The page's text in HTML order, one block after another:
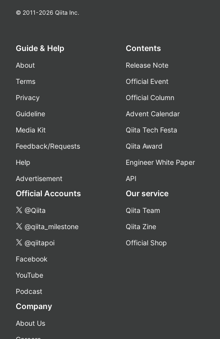
© 2011-2026 Qiita Inc.
Guide & Help
About
Terms
Privacy
Guideline
Media Kit
Feedback/Requests
Help
Advertisement
Contents
Release Note
Official Event
Official Column
Advent Calendar
Qiita Tech Festa
Qiita Award
Engineer White Paper
API
Official Accounts
@Qiita
@qiita_milestone
@qiitapoi
Facebook
YouTube
Podcast
Our service
Qiita Team
Qiita Zine
Official Shop
Company
About Us